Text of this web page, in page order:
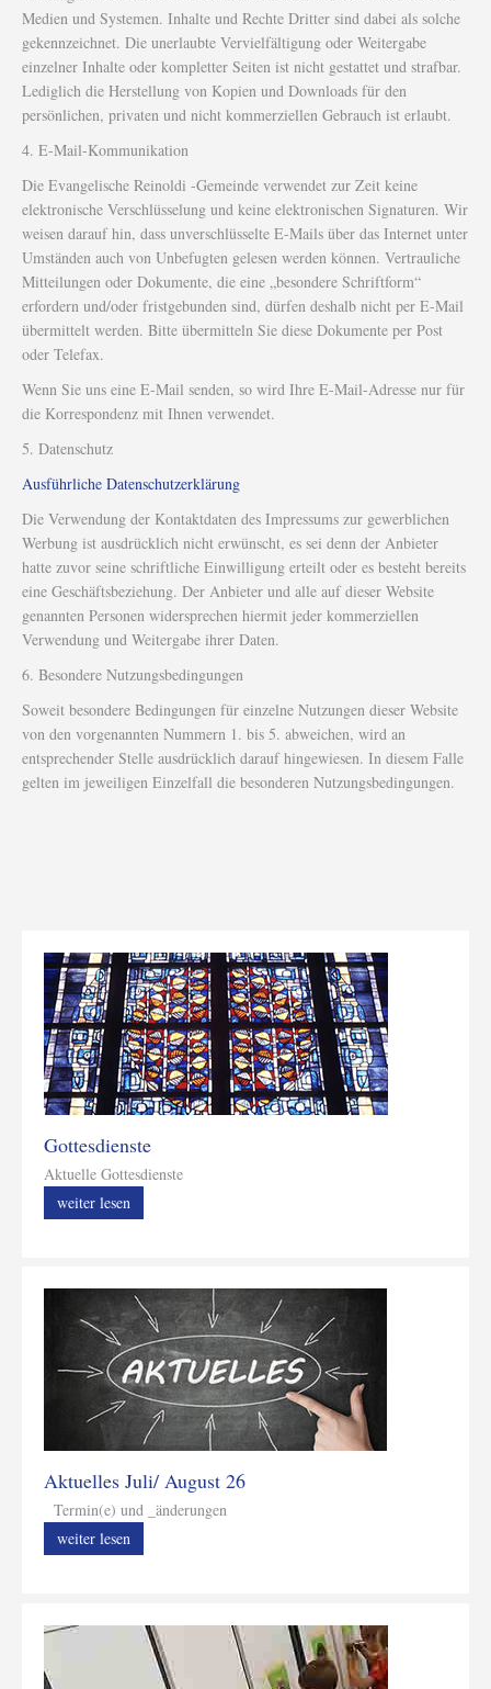
Medien und Systemen. Inhalte und Rechte Dritter sind dabei als solche
gekennzeichnet. Die unerlaubte Vervielfältigung oder Weitergabe
einzelner Inhalte oder kompletter Seiten ist nicht gestattet und strafbar.
Lediglich die Herstellung von Kopien und Downloads für den
persönlichen, privaten und nicht kommerziellen Gebrauch ist erlaubt.
4. E-Mail-Kommunikation
Die Evangelische Reinoldi -Gemeinde verwendet zur Zeit keine
elektronische Verschlüsselung und keine elektronischen Signaturen. Wir
weisen darauf hin, dass unverschlüsselte E-Mails über das Internet unter
Umständen auch von Unbefugten gelesen werden können. Vertrauliche
Mitteilungen oder Dokumente, die eine „besondere Schriftform“
erfordern und/oder fristgebunden sind, dürfen deshalb nicht per E-Mail
übermittelt werden. Bitte übermitteln Sie diese Dokumente per Post
oder Telefax.
Wenn Sie uns eine E-Mail senden, so wird Ihre E-Mail-Adresse nur für
die Korrespondenz mit Ihnen verwendet.
5. Datenschutz
Ausführliche Datenschutzerklärung
Die Verwendung der Kontaktdaten des Impressums zur gewerblichen
Werbung ist ausdrücklich nicht erwünscht, es sei denn der Anbieter
hatte zuvor seine schriftliche Einwilligung erteilt oder es besteht bereits
eine Geschäftsbeziehung. Der Anbieter und alle auf dieser Website
genannten Personen widersprechen hiermit jeder kommerziellen
Verwendung und Weitergabe ihrer Daten.
6. Besondere Nutzungsbedingungen
Soweit besondere Bedingungen für einzelne Nutzungen dieser Website
von den vorgenannten Nummern 1. bis 5. abweichen, wird an
entsprechender Stelle ausdrücklich darauf hingewiesen. In diesem Falle
gelten im jeweiligen Einzelfall die besonderen Nutzungsbedingungen.
Gottesdienste
Aktuelle Gottesdienste
weiter lesen
Aktuelles Juli/ August 26
Termin(e) und _änderungen
weiter lesen